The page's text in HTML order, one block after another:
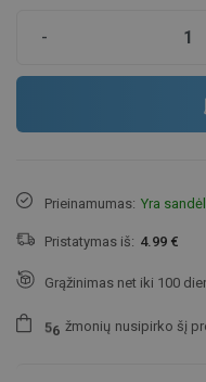
-
Prieinamumas: Yra
Pristatymas iš: 4.99 €
Grąžinimas net iki 100
56 žmonių nusipirko šį